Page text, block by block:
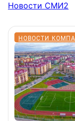
Новости СМИ2
НОВОСТИ